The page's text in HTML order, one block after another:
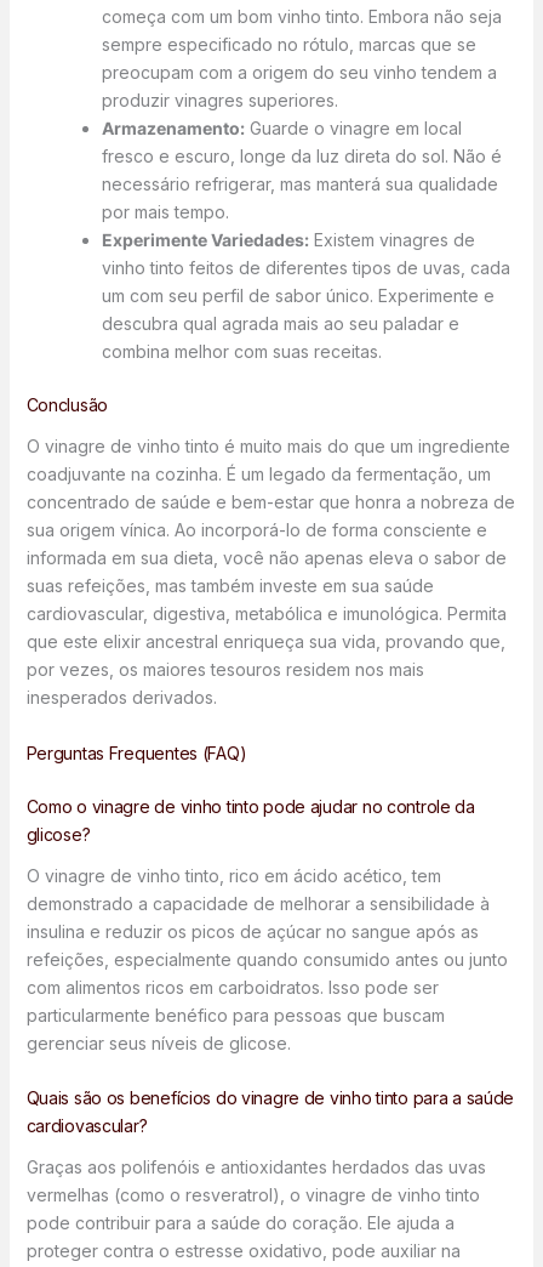
começa com um bom vinho tinto. Embora não seja
sempre especificado no rótulo, marcas que se
preocupam com a origem do seu vinho tendem a
produzir vinagres superiores.
Armazenamento:Guarde o vinagre em local
fresco e escuro, longe da luz direta do sol. Não é
necessário refrigerar, mas manterá sua qualidade
por mais tempo.
Experimente Variedades:Existem vinagres de
vinho tinto feitos de diferentes tipos de uvas, cada
um com seu perfil de sabor único. Experimente e
descubra qual agrada mais ao seu paladar e
combina melhor com suas receitas.
Conclusão
O vinagre de vinho tinto é muito mais do que um ingrediente
coadjuvante na cozinha. É um legado da fermentação, um
concentrado de saúde e bem-estar que honra a nobreza de
sua origem vínica. Ao incorporá-lo de forma consciente e
informada em sua dieta, você não apenas eleva o sabor de
suas refeições, mas também investe em sua saúde
cardiovascular, digestiva, metabólica e imunológica. Permita
que este elixir ancestral enriqueça sua vida, provando que,
por vezes, os maiores tesouros residem nos mais
inesperados derivados.
Perguntas Frequentes (FAQ)
Como o vinagre de vinho tinto pode ajudar no controle da
glicose?
O vinagre de vinho tinto, rico em ácido acético, tem
demonstrado a capacidade de melhorar a sensibilidade à
insulina e reduzir os picos de açúcar no sangue após as
refeições, especialmente quando consumido antes ou junto
com alimentos ricos em carboidratos. Isso pode ser
particularmente benéfico para pessoas que buscam
gerenciar seus níveis de glicose.
Quais são os benefícios do vinagre de vinho tinto para a saúde
cardiovascular?
Graças aos polifenóis e antioxidantes herdados das uvas
vermelhas (como o resveratrol), o vinagre de vinho tinto
pode contribuir para a saúde do coração. Ele ajuda a
proteger contra o estresse oxidativo, pode auxiliar na